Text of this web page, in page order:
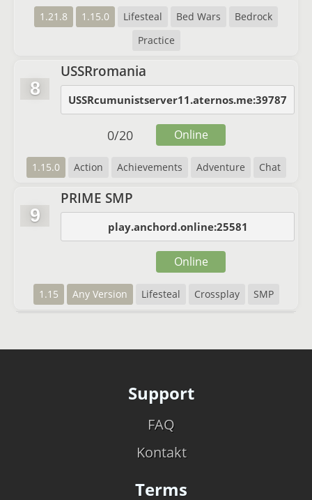
1.21.8 1.15.0 Lifesteal Bed Wars
Bedrock
Practice
8
USSRromania
USSRcumunistserver11.aternos.me:39787
1.15.0 Action Achievements Adventure Chat
0/20 Online
9
PRIME SMP
play.anchord.online:25581
1.15 Any Version Lifesteal Crossplay SMP
Online
Support
FAQ
Kontakt
Terms